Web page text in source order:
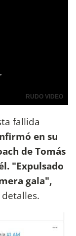
fallida
en su
de Tomás
"Expulsado
gala",